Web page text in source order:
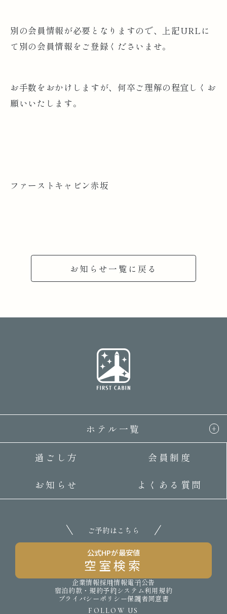
別の会員情報が必要となりますので、上記URLに
て別の会員情報をご登録くださいませ。
お手数をおかけしますが、何卒ご理解の程宜しくお
願いいたします。
ファーストキャビン赤坂
お知らせ一覧に戻る
ホテル一覧
過ごし方 会員制度
お知らせ よくある質問
ご予約はこちら
公式HPが最安値
空室検索
企業情報採用情報電子公告
宿泊約款・規約予約システム利用規約
プライバシーポリシー保護者同意書
FOLLOW US